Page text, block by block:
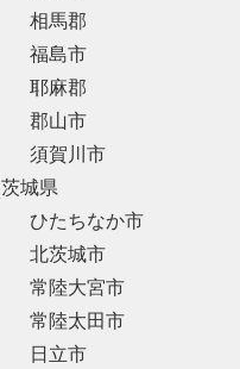
相馬郡
福島市
耶麻郡
郡山市
須賀川市
茨城県
ひたちなか市
北茨城市
常陸大宮市
常陸太田市
日立市